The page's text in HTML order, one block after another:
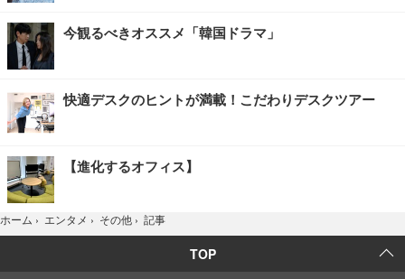
今観るべきオススメ「韓国ドラマ」
快適デスクのヒントが満載！こだわりデスクツアー
【進化するオフィス】
ホーム › エンタメ › その他 › 記事
TOP